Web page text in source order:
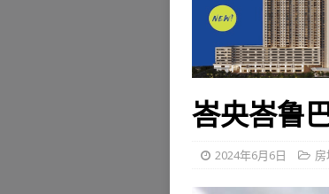
峇央峇鲁
2024年6月6日